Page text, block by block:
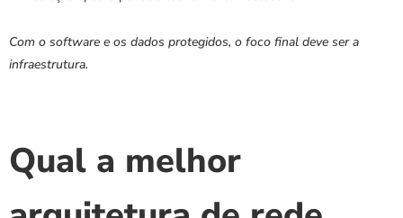
Com o software e os dados protegidos, o foco final deve ser a
infraestrutura.
Qual a melhor